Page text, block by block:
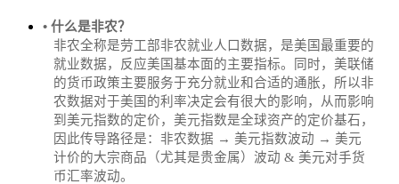
• 什么是非农？
非农全称是劳工部非农就业人口数据，是美国最重要的
就业数据，反应美国基本面的主要指标。同时，美联储
的货币政策主要服务于充分就业和合适的通胀，所以非
农数据对于美国的利率决定会有很大的影响，从而影响
到美元指数的定价，美元指数是全球资产的定价基石，
因此传导路径是：非农数据 → 美元指数波动 → 美元
计价的大宗商品（尤其是贵金属）波动 & 美元对手货
币汇率波动。